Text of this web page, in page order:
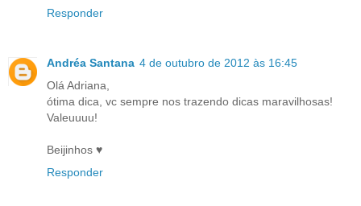
Responder
Andréa Santana 4 de outubro de 2012 às 16:45
Olá Adriana,
ótima dica, vc sempre nos trazendo dicas maravilhosas!
Valeuuuu!
Beijinhos ♥
Responder